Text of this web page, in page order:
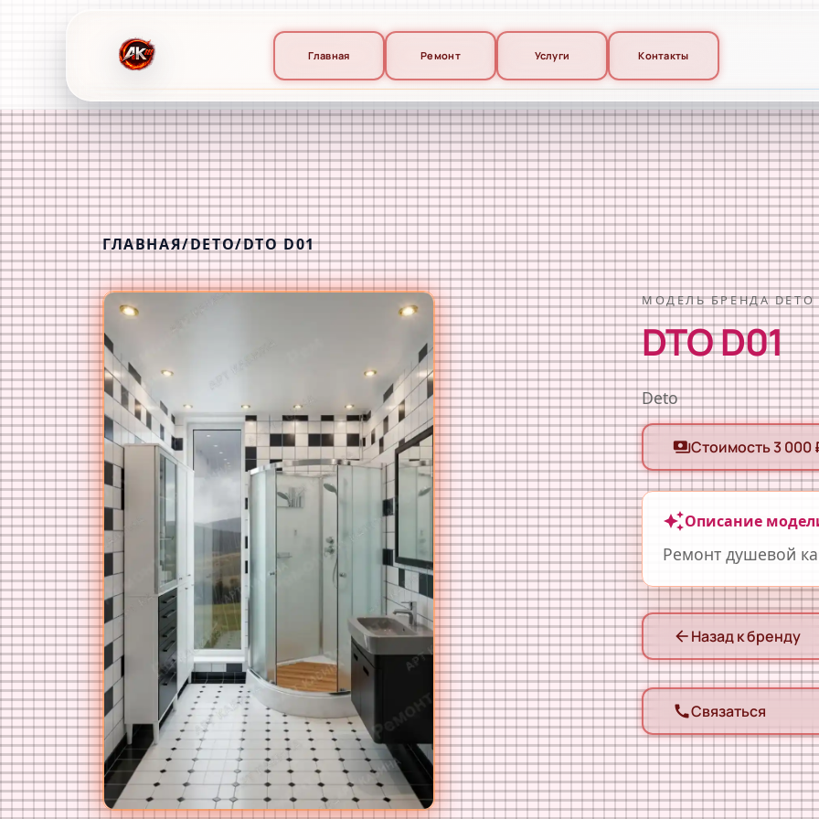
Главная Ремонт Услуги Контакты
ГЛАВНАЯ/DETO/DTO D01
МОДЕЛЬ БРЕНДА DETO
DTO D01
Deto
paymentsСтоимость 3 000
auto_awesomeОписание
Ремонт душевой
arrow_back Назад к бренду
callСвязаться